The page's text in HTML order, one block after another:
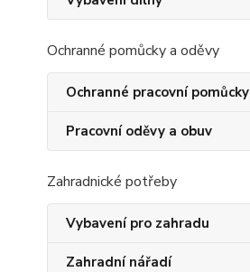
Ochranné pomůcky a oděvy
Ochranné pracovní pomůcky
Pracovní oděvy a obuv
Zahradnické potřeby
Vybavení pro zahradu
Zahradní nářadí